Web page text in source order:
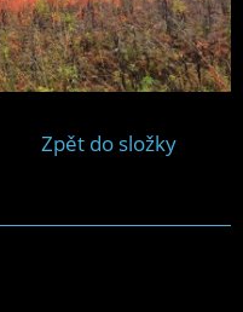
Zpět do složky